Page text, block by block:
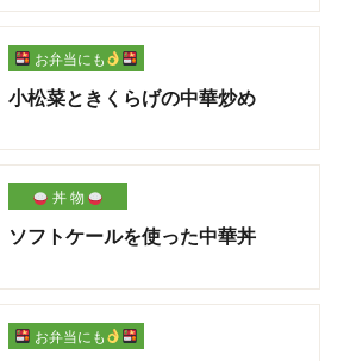
お弁当にも
小松菜ときくらげの中華炒め
丼 物
ソフトケールを使った中華丼
お弁当にも